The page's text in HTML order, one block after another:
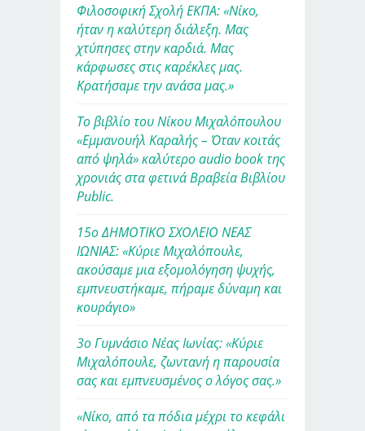
Φιλοσοφική Σχολή ΕΚΠΑ: «Νίκο,
ήταν η καλύτερη διάλεξη. Μας
χτύπησες στην καρδιά. Μας
κάρφωσες στις καρέκλες μας.
Κρατήσαμε την ανάσα μας.»
Το βιβλίο του Νίκου Μιχαλόπουλου
«Εμμανουήλ Καραλής – Όταν κοιτάς
από ψηλά» καλύτερο audio book της
χρονιάς στα φετινά Βραβεία Βιβλίου
Public.
15ο ΔΗΜΟΤΙΚΟ ΣΧΟΛΕΙΟ ΝΕΑΣ
ΙΩΝΙΑΣ: «Κύριε Μιχαλόπουλε,
ακούσαμε μια εξομολόγηση ψυχής,
εμπνευστήκαμε, πήραμε δύναμη και
κουράγιο»
3ο Γυμνάσιο Νέας Ιωνίας: «Κύριε
Μιχαλόπουλε, ζωντανή η παρουσία
σας και εμπνευσμένος ο λόγος σας.»
«Νίκο, από τα πόδια μέχρι το κεφάλι